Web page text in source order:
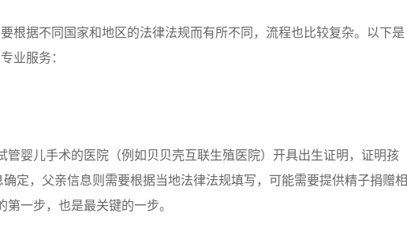
根据不同国家和地区的法律法规而有所不同，流程也比较复杂。以下是
业服务：
管婴儿手术的医院（例如贝贝壳互联生殖医院）开具出生证明，证明孩
定，父亲信息则需要根据当地法律法规填写，可能需要提供精子捐赠相
一步，也是最关键的一步。